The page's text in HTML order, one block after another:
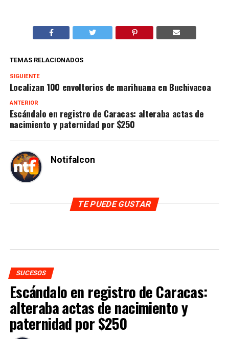
TEMAS RELACIONADOS
SIGUIENTE
Localizan 100 envoltorios de marihuana en Buchivacoa
ANTERIOR
Escándalo en registro de Caracas: alteraba actas de
nacimiento y paternidad por $250
Notifalcon
TE PUEDE GUSTAR
SUCESOS
Escándalo en registro de Caracas:
alteraba actas de nacimiento y
paternidad por $250